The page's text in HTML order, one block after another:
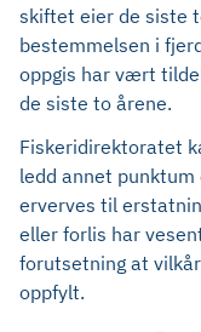
skiftet eier de siste
bestemmelsen i
oppgis har vært
de siste to årene.
Fiskeridirektoratet
ledd annet
erverves til
eller forlis har
forutsetning at
oppfylt.